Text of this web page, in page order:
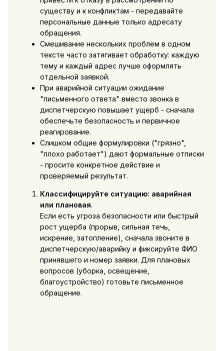
существу и к конфликтам - передавайте
персональные данные только адресату
обращения.
Смешивание нескольких проблем в одном
тексте часто затягивает обработку: каждую
тему и каждый адрес лучше оформлять
отдельной заявкой.
При аварийной ситуации ожидание
"письменного ответа" вместо звонка в
диспетчерскую повышает ущерб - сначала
обеспечьте безопасность и первичное
реагирование.
Слишком общие формулировки ("грязно",
"плохо работает") дают формальные отписки
- просите конкретное действие и
проверяемый результат.
Классифицируйте ситуацию: аварийная
или плановая.
Если есть угроза безопасности или быстрый
рост ущерба (прорыв, сильная течь,
искрение, затопление), сначала звоните в
диспетчерскую/аварийку и фиксируйте ФИО
принявшего и номер заявки. Для плановых
вопросов (уборка, освещение,
благоустройство) готовьте письменное
обращение.